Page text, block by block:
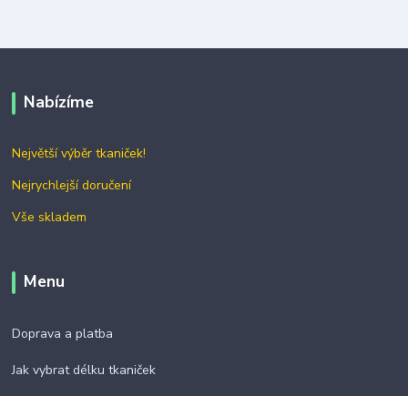
Nabízíme
Největší výběr tkaniček!
Nejrychlejší doručení
Vše skladem
Menu
Doprava a platba
Jak vybrat délku tkaniček